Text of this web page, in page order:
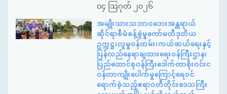
၀၄ ဩဂုတ် ၂၀၂၆
အမျိုးသားသဘာဝဘေးအန္တရာယ်
ဆိုင်ရာစီမံခန့်ခွဲမှုကော်မတီဒုတိယ
ဥက္ကဋ္ဌ၊လူမှုဝန်ထမ်း၊ကယ်ဆယ်ရေးနှင့်
ပြန်လည်နေရာချထားရေးဝန်ကြီးဌာန၊
ပြည်ထောင်စုဝန်ကြီးဒေါက်တာစိုးဝင်းင
ဝန်တာကျိုးပေါက်မှုကြောင့်ရေဝင်
ရောက်ခဲ့သည့်ဧရာဝတီတိုင်းဒေသကြီး